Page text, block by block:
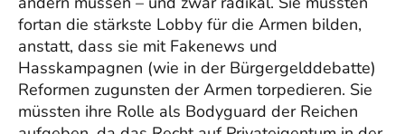
fortan die stärkste Lobby für die Armen bilden,
anstatt, dass sie mit Fakenews und
Hasskampagnen (wie in der Bürgergelddebatte)
Reformen zugunsten der Armen torpedieren. Sie
müssten ihre Rolle als Bodyguard der Reichen